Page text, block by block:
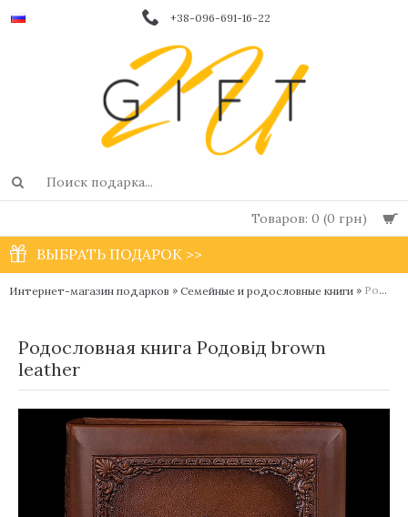
+38-096-691-16-22
Товаров: 0 (0 грн)
ВЫБРАТЬ ПОДАРОК >>
Интернет-магазин подарков » Семейные и родословные книги » Родословная книга Родовід brown leather
Родословная книга Родовід brown
leather